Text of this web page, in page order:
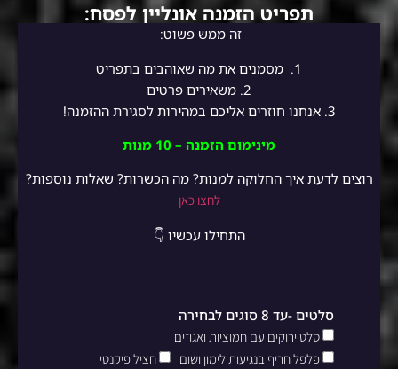
תפריט הזמנה אונליין לפסח:
זה ממש פשוט:
1.
מסמנים את מה שאוהבים בתפריט
2. משאירים פרטים
3. אנחנו חוזרים אליכם במהירות לסגירת ההזמנה!
מינימום הזמנה – 10 מנות
רוצים לדעת איך החלוקה למנות? מה הכשרות? שאלות נוספות?
לחצו כאן
התחילו עכשיו 👇
סלטים -עד 8 סוגים לבחירה
סלט ירוקים עם חמוציות ואגוזים
פלפל חריף בנגיעות לימון ושום
חציל פיקנטי